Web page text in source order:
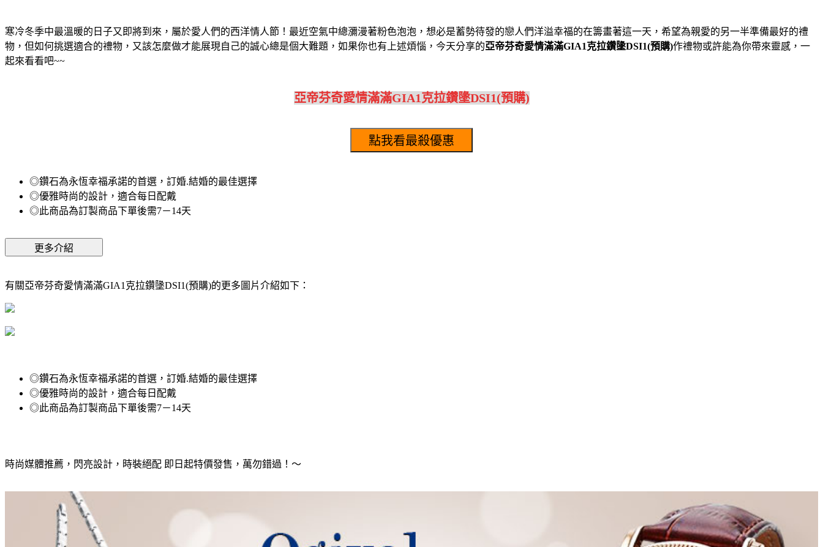
寒冷冬季中最溫暖的日子又即將到來，屬於愛人們的西洋情人節！最近空氣中總瀰漫著粉色泡泡，想必是蓄勢待發的戀人們洋溢幸福的在籌畫著這一天，希望為親愛的另一半準備最好的禮
物，但如何挑選適合的禮物，又該怎麼做才能展現自己的誠心總是個大難題，如果你也有上述煩惱，今天分享的亞帝芬奇愛情滿滿GIA1克拉鑽墬DSI1(預購)作禮物或許能為你帶來靈感，一
起來看看吧~~
亞帝芬奇愛情滿滿GIA1克拉鑽墬DSI1(預購)
◎鑽石為永恆幸福承諾的首選，訂婚.結婚的最佳選擇
◎優雅時尚的設計，適合每日配戴
◎此商品為訂製商品下單後需7－14天
有關亞帝芬奇愛情滿滿GIA1克拉鑽墬DSI1(預購)的更多圖片介紹如下：
◎鑽石為永恆幸福承諾的首選，訂婚.結婚的最佳選擇
◎優雅時尚的設計，適合每日配戴
◎此商品為訂製商品下單後需7－14天
時尚媒體推薦，閃亮設計，時裝絕配 即日起特價發售，萬勿錯過！～